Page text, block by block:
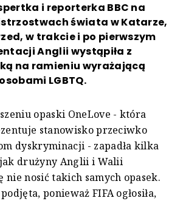
i reporterka BBC na
świata w Katarze,
w trakcie i po pierwszym
Anglii wystąpiła z
na ramieniu wyrażającą
LGBTQ.
opaski OneLove - która
stanowisko przeciwko
dyskryminacji - zapadła kilka
drużyny Anglii i Walii
nie nosić takich samych opasek.
ponieważ FIFA ogłosiła,